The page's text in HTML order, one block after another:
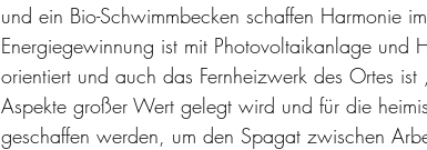
und ein Bio-Schwimmbecken schaffen Harmonie
Energiegewinnung ist mit Photovoltaikanlage und
orientiert und auch das Fernheizwerk des Ortes
Aspekte großer Wert gelegt wird und für die
geschaffen werden, um den Spagat zwischen